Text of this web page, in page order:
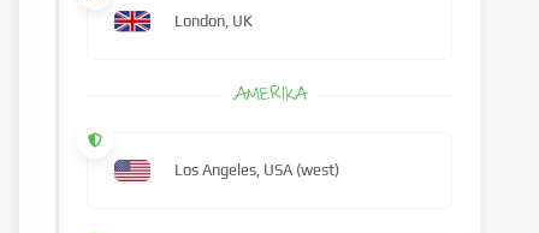
London, UK
AMERIKA
Los Angeles, USA (west)